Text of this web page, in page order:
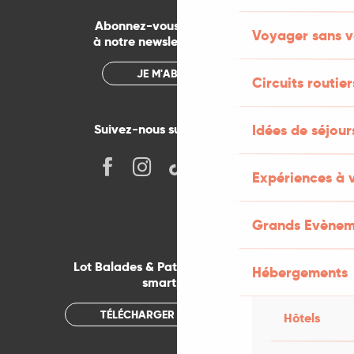
Voyager sans
Circuits
Idées de
Expériences à
Grands
Hébergements
Hôtels
Abonnez-vous gratuitement
à notre newsletter mensuelle
JE M'ABONNE
Suivez-nous sur les réseaux !
Lot Balades & Patrimoines sur votre
smartphone
TÉLÉCHARGER L'APPLICATION